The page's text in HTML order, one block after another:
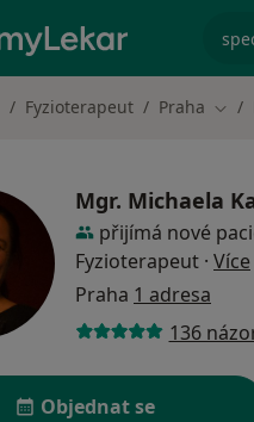
Fyzioterapeut Praha
Mgr. Michaela
přijímá nové
Fyzioterapeut · Více
Praha 1 adresa
136
Objednat se